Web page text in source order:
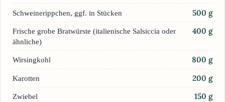
Schweinerippchen, ggf. in Stücken 500 g
Frische grobe Bratwürste (italienische Salsiccia oder
ähnliche)
400 g
Wirsingkohl 800 g
Karotten 200 g
Zwiebel 150 g